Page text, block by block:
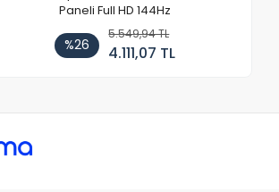
Paneli Full HD 144Hz
%26
5.549,94 TL
4.111,07 TL